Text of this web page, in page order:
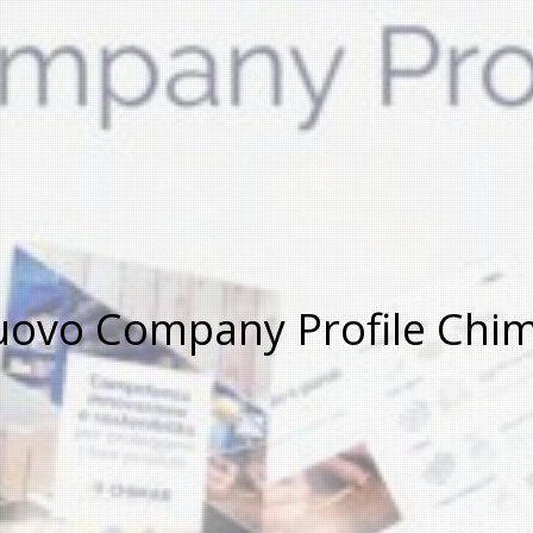
Company Profile